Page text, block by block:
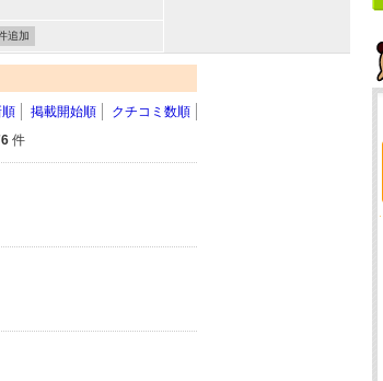
追加
掲載開始順 クチコミ数順
件